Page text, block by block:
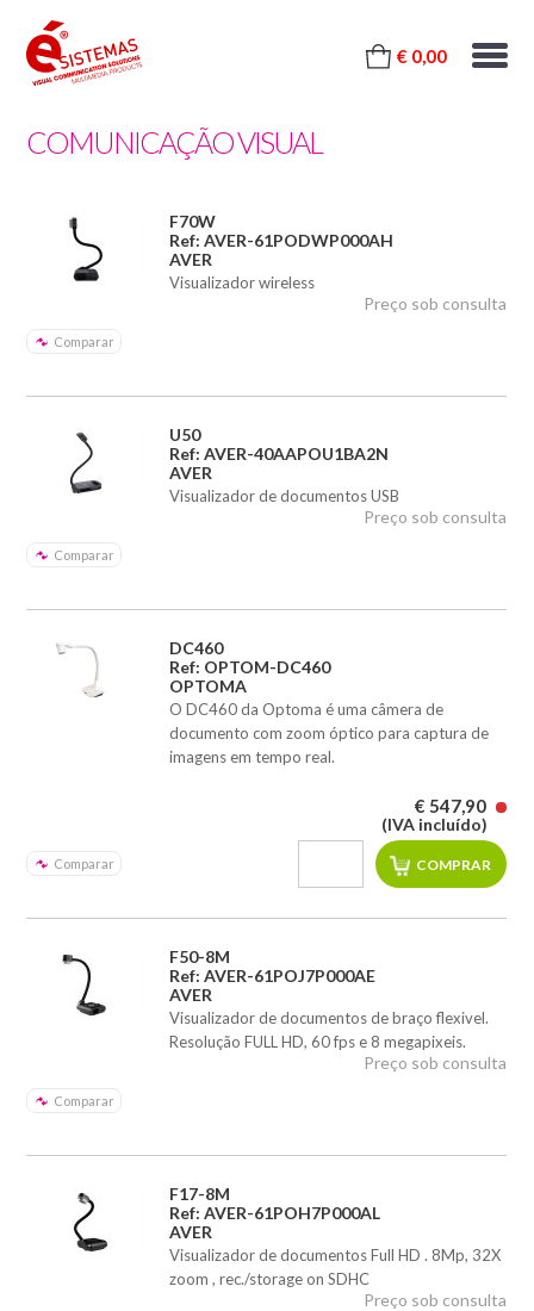
€ 0,00
COMUNICAÇÃO VISUAL
F70W
Ref: AVER-61PODWP000AH
AVER
Visualizador wireless
Comparar
Preço sob consulta
U50
Ref: AVER-40AAPOU1BA2N
AVER
Visualizador de documentos USB
Comparar
Preço sob consulta
DC460
Ref: OPTOM-DC460
OPTOMA
O DC460 da Optoma é uma câmera de
documento com zoom óptico para captura de
imagens em tempo real.
Comparar
€ 547,90
(IVA incluído)
F50-8M
Ref: AVER-61POJ7P000AE
AVER
Visualizador de documentos de braço flexivel.
Resolução FULL HD, 60 fps e 8 megapixeis.
Comparar
Preço sob consulta
F17-8M
Ref: AVER-61POH7P000AL
AVER
Visualizador de documentos Full HD . 8Mp, 32X
zoom , rec./storage on SDHC
Preço sob consulta